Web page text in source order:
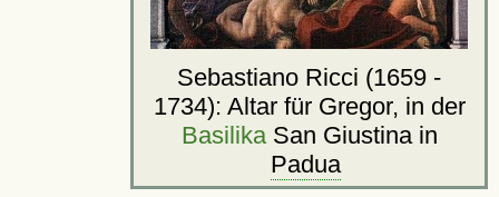
Sebastiano Ricci (1659 -
1734): Altar für Gregor, in der
BasilikaSan Giustina in
Padua